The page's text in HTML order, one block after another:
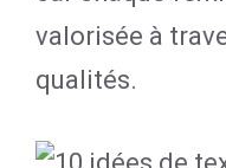
valorisée à
qualités.